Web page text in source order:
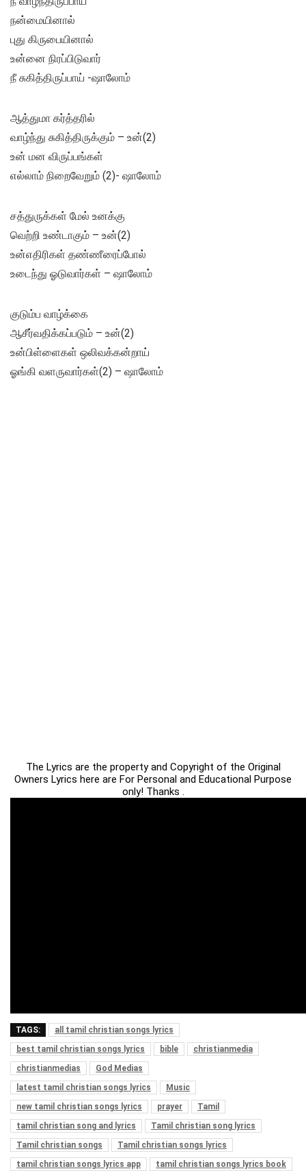
நன்மையினால்
புது கிருபையினால்
உன்னை நிரப்பிடுவார்
நீ சுகித்திருப்பாய் -ஷாலோம்
ஆத்துமா கர்த்தரில்
வாழ்ந்து சுகித்திருக்கும் – உன்(2)
உன் மன விருப்பங்கள்
எல்லாம் நிறைவேறும் (2)- ஷாலோம்
சத்துருக்கள் மேல் உனக்கு
வெற்றி உண்டாகும் – உன்(2)
உன்எதிரிகள் தண்ணீரைப்போல்
உடைந்து ஓடுவார்கள் – ஷாலோம்
குடும்ப வாழ்க்கை
ஆசீர்வதிக்கப்படும் – உன்(2)
உன்பிள்ளைகள் ஒலிவக்கன்றாய்
ஓங்கி வளருவார்கள்(2) – ஷாலோம்
The Lyrics are the property and Copyright of the Original
Owners Lyrics here are For Personal and Educational Purpose
only! Thanks .
TAGS:
all tamil christian songs lyrics
best tamil christian songs lyrics
bible
christianmedia
christianmedias
God Medias
latest tamil christian songs lyrics
Music
new tamil christian songs lyrics
prayer
Tamil
tamil christian song and lyrics
Tamil christian song lyrics
Tamil christian songs
Tamil christian songs lyrics
tamil christian songs lyrics app
tamil christian songs lyrics book